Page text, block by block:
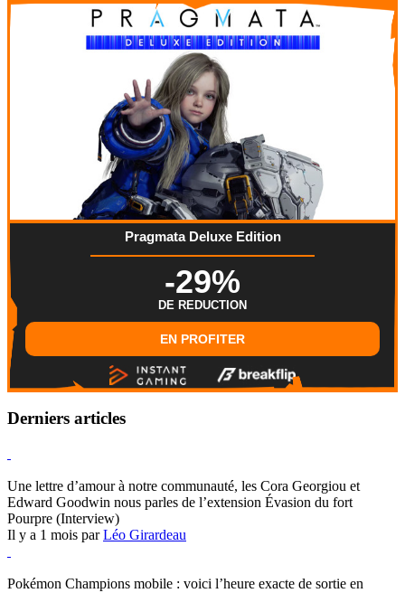
Pragmata Deluxe Edition
-29%
DE REDUCTION
EN PROFITER
Derniers articles
Une lettre d’amour à notre communauté, les Cora Georgiou et
Edward Goodwin nous parles de l’extension Évasion du fort
Pourpre (Interview)
Il y a 1 mois parLéo Girardeau
Pokémon Champions mobile : voici l’heure exacte de sortie en